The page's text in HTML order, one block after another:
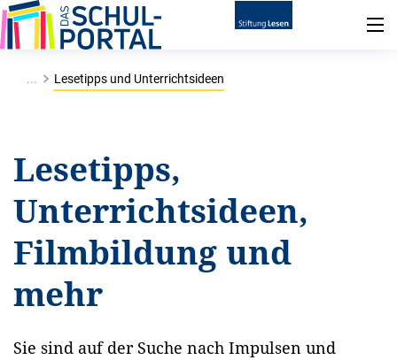
... Lesetipps und Unterrichtsideen
Lesetipps,
Unterrichtsideen,
Filmbildung und
mehr
Sie sind auf der Suche nach Impulsen und